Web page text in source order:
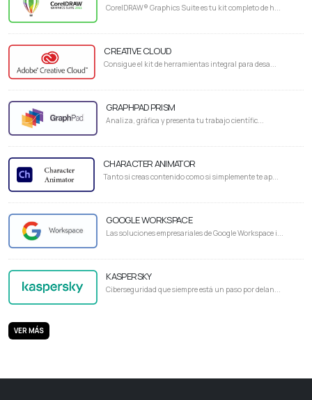
CorelDRAW® Graphics Suite es tu kit completo de h...
CREATIVE CLOUD
Consigue el kit de herramientas integral para desa...
GRAPHPAD PRISM
Analiza, gráfica y presenta tu trabajo científic...
CHARACTER ANIMATOR
Tanto si creas contenido como si simplemente te ap...
GOOGLE WORKSPACE
Las soluciones empresariales de Google Workspace i...
KASPERSKY
Ciberseguridad que siempre está un paso por delan...
VER MÁS